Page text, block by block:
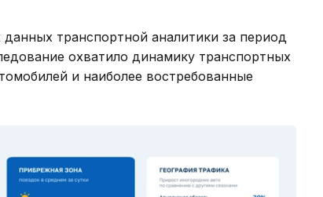
транспортной аналитики за период
охватило динамику транспортных
и наиболее востребованные